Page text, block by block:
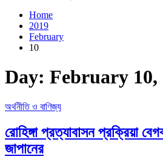
Home
2019
February
10
Day: February 10,
অর্থনীতি ও বাণিজ্য
রোহিঙ্গা প্রত্যাবাসন প্রক্রিয়া
জাপানের